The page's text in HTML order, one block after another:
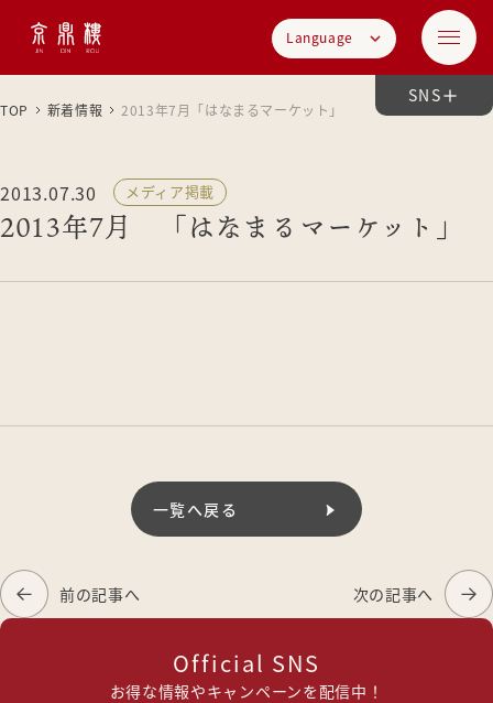
Language
SNS
TOP 新着情報 2013年7月「はなまるマーケット」
2013.07.30 メディア掲載
2013年7月 「はなまるマーケット」
前の記事へ
一覧へ戻る
次の記事へ
Official SNS
お得な情報やキャンペーンを配信中！